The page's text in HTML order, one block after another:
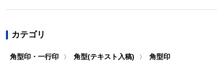
カテゴリ
角型印・一行印 〉 角型(テキスト入稿) 〉 角型印